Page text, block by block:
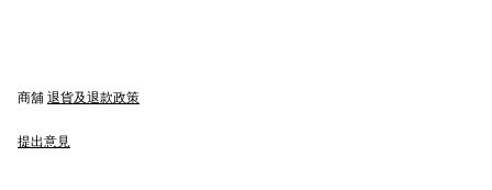
商舖 退貨及退款政策
提出意見